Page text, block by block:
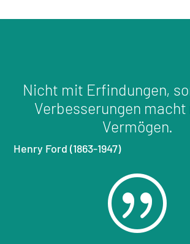
Nicht mit Erfindungen,
Verbesserungen macht
Vermögen.
Henry Ford (1863-1947)
|